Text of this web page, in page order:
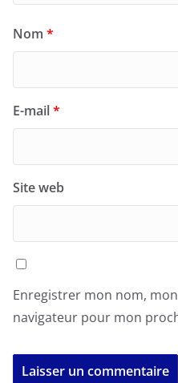
Nom *
E-mail*
Site web
Enregistrer mon nom,
navigateur pour mon